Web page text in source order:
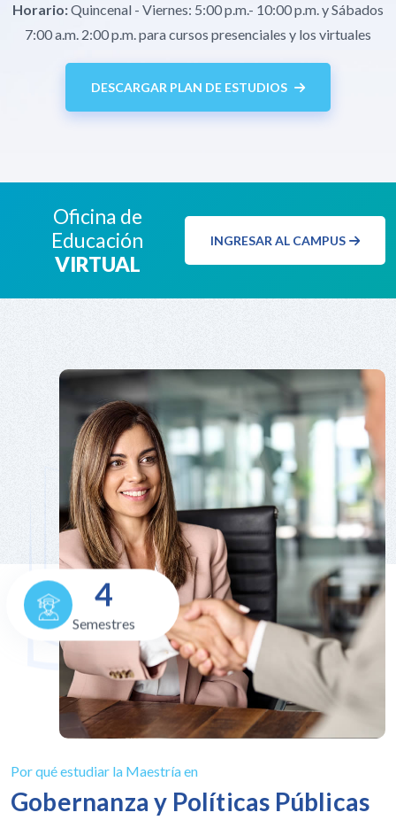
Horario:Quincenal - Viernes: 5:00 p.m.- 10:00 p.m. y Sábados
7:00 a.m. 2:00 p.m. para cursos presenciales y los virtuales
DESCARGAR PLAN DE ESTUDIOS
Oficina de
Educación
VIRTUAL
INGRESAR AL CAMPUS
4
Semestres
Por qué estudiar la Maestría en
Gobernanza y Políticas Públicas